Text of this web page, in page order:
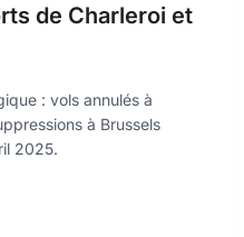
de Charleroi et
: vols annulés à
à Brussels
2025.